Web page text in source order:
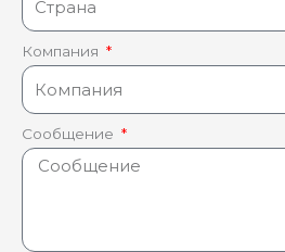
Компания
Сообщение